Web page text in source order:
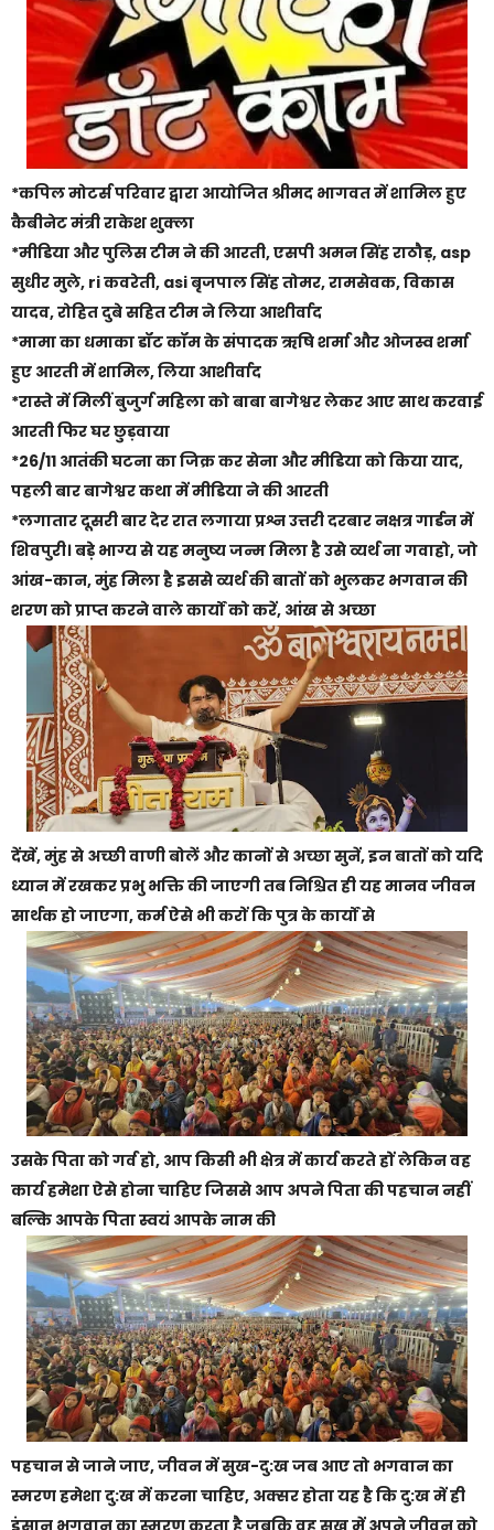
*कपिल मोटर्स परिवार द्वारा आयोजित श्रीमद भागवत में शामिल हुए
कैबीनेट मंत्री राकेश शुक्ला
*मीडिया और पुलिस टीम ने की आरती, एसपी अमन सिंह राठौड़, asp
सुधीर मुले, ri कवरेती, asi बृजपाल सिंह तोमर, रामसेवक, विकास
यादव, रोहित दुबे सहित टीम ने लिया आशीर्वाद
*मामा का धमाका डॉट कॉम के संपादक ऋषि शर्मा और ओजस्व शर्मा
हुए आरती में शामिल, लिया आशीर्वाद
*रास्ते में मिलीं बुजुर्ग महिला को बाबा बागेश्वर लेकर आए साथ करवाई
आरती फिर घर छुड़वाया
*26/11 आतंकी घटना का जिक्र कर सेना और मीडिया को किया याद,
पहली बार बागेश्वर कथा में मीडिया ने की आरती
*लगातार दूसरी बार देर रात लगाया प्रश्न उत्तरी दरबार नक्षत्र गार्डन में
शिवपुरी। बड़े भाग्य से यह मनुष्य जन्म मिला है उसे व्यर्थ ना गवाहो, जो
आंख-कान, मुंह मिला है इससे व्यर्थ की बातों को भुलकर भगवान की
शरण को प्राप्त करने वाले कार्यों को करें, आंख से अच्छा
देंखें, मुंह से अच्छी वाणी बोलें और कानों से अच्छा सुनें, इन बातों को यदि
ध्यान में रखकर प्रभु भक्ति की जाएगी तब निश्चित ही यह मानव जीवन
सार्थक हो जाएगा, कर्म ऐसे भी करों कि पुत्र के कार्यों से
उसके पिता को गर्व हो, आप किसी भी क्षेत्र में कार्य करते हों लेकिन वह
कार्य हमेशा ऐसे होना चाहिए जिससे आप अपने पिता की पहचान नहीं
बल्कि आपके पिता स्वयं आपके नाम की
पहचान से जाने जाए, जीवन में सुख-दु:ख जब आए तो भगवान का
स्मरण हमेशा दु:ख में करना चाहिए, अक्सर होता यह है कि दु:ख में ही